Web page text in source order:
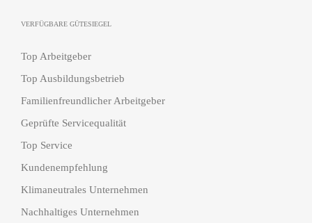
VERFÜGBARE GÜTESIEGEL
Top Arbeitgeber
Top Ausbildungsbetrieb
Familienfreundlicher Arbeitgeber
Geprüfte Servicequalität
Top Service
Kundenempfehlung
Klimaneutrales Unternehmen
Nachhaltiges Unternehmen